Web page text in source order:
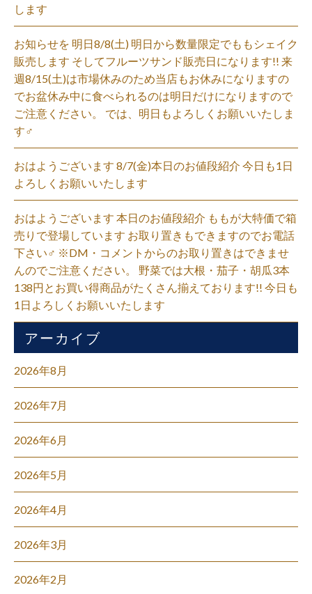
します
お知らせを 明日8/8(土) 明日から数量限定でももシェイク
販売します そしてフルーツサンド販売日になります!! 来
週8/15(土)は市場休みのため当店もお休みになりますの
でお盆休み中に食べられるのは明日だけになりますので
ご注意ください。 では、明日もよろしくお願いいたしま
す‍♂️
おはようございます 8/7(金)本日のお値段紹介 今日も1日
よろしくお願いいたします
おはようございます 本日のお値段紹介 ももが大特価で箱
売りで登場しています お取り置きもできますのでお電話
下さい‍♂️ ※DM・コメントからのお取り置きはできませ
んのでご注意ください。 野菜では大根・茄子・胡瓜3本
138円とお買い得商品がたくさん揃えております!! 今日も
1日よろしくお願いいたします
アーカイブ
2026年8月
2026年7月
2026年6月
2026年5月
2026年4月
2026年3月
2026年2月